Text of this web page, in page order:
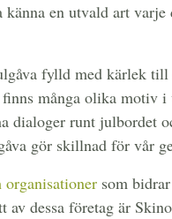
känna en utvald art
fylld med kärlek
många olika motiv i
dialoger runt
gör skillnad för vår
organisationer som
dessa företag är